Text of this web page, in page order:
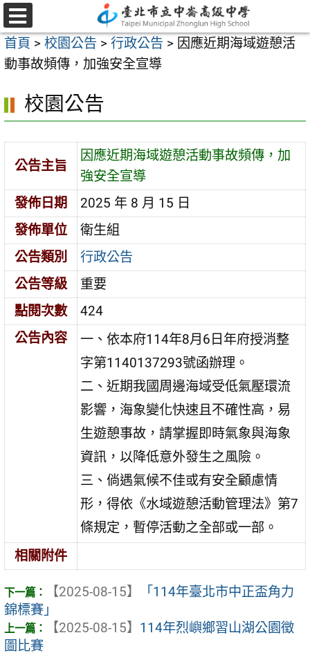
跳
至
主
要
容
選
單
首頁 > 校園公告 > 行政公告 > 因應近期海域遊憩活
動事故頻傳，加強安全宣導
校園公告
公告主旨
因應近期海域遊憩活動事故頻傳，加
強安全宣導
發佈日期
2025 年 8 月 15 日
發佈單位
衛生組
公告類別
行政公告
公告等級
重要
點閱次數
424
公告內容
一、依本府114年8月6日年府授消整
字第1140137293號函辦理。
二、近期我國周邊海域受低氣壓環流
影響，海象變化快速且不確性高，易
生遊憩事故，請掌握即時氣象與海象
資訊，以降低意外發生之風險。
三、倘遇氣候不佳或有安全顧慮情
形，得依《水域遊憩活動管理法》第7
條規定，暫停活動之全部或一部。
相關附件
【2025-08-15】
「114年臺北市中正盃角力
錦標賽」
【2025-08-15】 114年烈嶼鄉習山湖公園徵
圖比賽